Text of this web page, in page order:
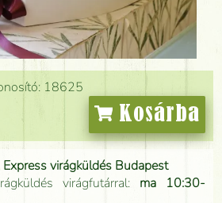
18625
Kosárba
Express virágküldés Budapest
virágfutárral: ma 10:30-